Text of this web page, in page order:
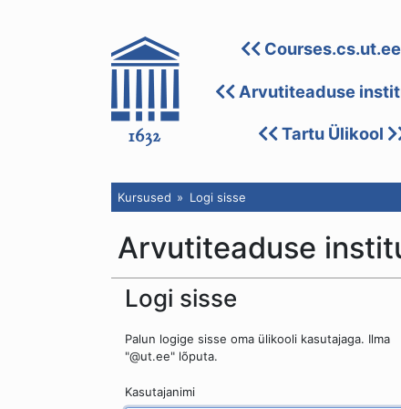
Courses.cs.ut.ee
Arvutiteaduse
Tartu Ülikool
Kursused Logi sisse
Arvutiteaduse
Logi sisse
Palun logige sisse oma ülikooli kasutajaga. Ilma
"@ut.ee" lõputa.
Kasutajanimi